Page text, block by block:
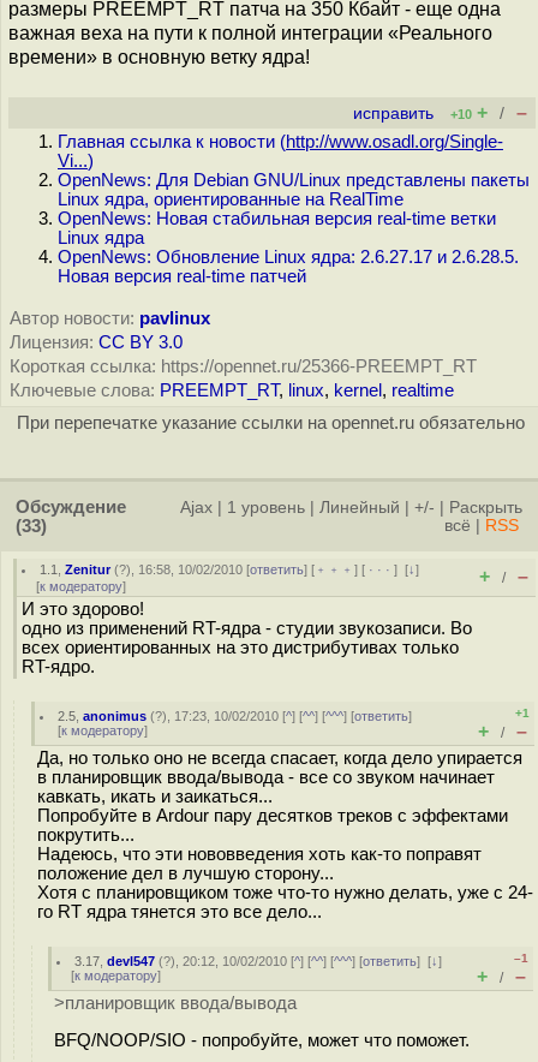
размеры PREEMPT_RT патча на 350 Кбайт - еще одна
важная веха на пути к полной интеграции «Реального
времени» в основную ветку ядра!
исправить +10 + / –
Главная ссылка к новости (http://www.osadl.org/Single-
Vi...)
OpenNews: Для Debian GNU/Linux представлены пакеты
Linux ядра, ориентированные на RealTime
OpenNews: Новая стабильная версия real-time ветки
Linux ядра
OpenNews: Обновление Linux ядра: 2.6.27.17 и 2.6.28.5.
Новая версия real-time патчей
Автор новости: pavlinux
Лицензия: CC BY 3.0
Короткая ссылка: https://opennet.ru/25366-PREEMPT_RT
Ключевые слова: PREEMPT_RT, linux, kernel , realtime
При перепечатке указание ссылки на opennet.ru обязательно
Обсуждение
(33)
Ajax 1 уровень Линейный +/-
Раскрыть
всё
RSS
1.1 ,Zenitur(?), 16:58, 10/02/2010 [ответить] [ ﹢﹢﹢] [ · · ·][↓]
[к модератору] + / –
И это здорово!
одно из применений RT-ядра - студии звукозаписи. Во
всех ориентированных на это дистрибутивах только
RT-ядро.
2.5 ,anonimus (?), 17:23, 10/02/2010 [^] [^^] [^^^] [ответить]
[к модератору]
+1
+ / –
Да, но только оно не всегда спасает, когда дело упирается
в планировщик ввода/вывода - все со звуком начинает
кавкать, икать и заикаться...
Попробуйте в Ardour пару десятков треков с эффектами
покрутить...
Надеюсь, что эти нововведения хоть как-то поправят
положение дел в лучшую сторону...
Хотя с планировщиком тоже что-то нужно делать, уже с 24-
го RT ядра тянется это все дело...
3.17 ,devl547 (?), 20:12, 10/02/2010 [^] [^^] [^^^] [ответить][↓]
[к модератору]
–1
+ / –
>планировщик ввода/вывода
BFQ/NOOP/SIO - попробуйте, может что поможет.